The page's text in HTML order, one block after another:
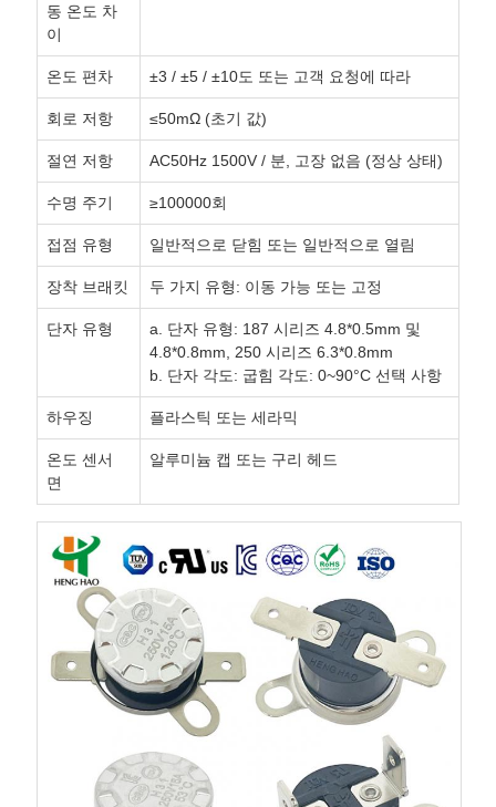
동 온도 차
이
온도 편차 ±3 / ±5 / ±10도 또는 고객 요청에 따라
회로 저항 ≤50mΩ (초기 값)
절연 저항 AC50Hz 1500V / 분, 고장 없음 (정상 상태)
수명 주기 ≥100000회
접점 유형 일반적으로 닫힘 또는 일반적으로 열림
장착 브래킷 두 가지 유형: 이동 가능 또는 고정
단자 유형
a. 단자 유형: 187 시리즈 4.8*0.5mm 및
4.8*0.8mm, 250 시리즈 6.3*0.8mm
b. 단자 각도: 굽힘 각도: 0~90°C 선택 사항
하우징 플라스틱 또는 세라믹
온도 센서
면
알루미늄 캡 또는 구리 헤드